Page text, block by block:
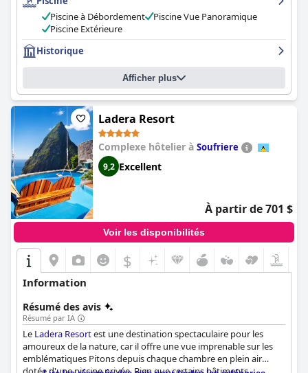
chambres sont superbes, confortables, spacieuses et
merveilleusement exposées aux éléments. Le personnel est
universellement formidable, chaleureux, amical et arrangeant.
Petit Piton et est un point fort de l'hôtel. Le
Hotel Chocolatest une expérience de luxe qui ne vous ruinera
pas, les clients louant le sentiment de luxe et à quel point cet
endroit est spécial. Dans l'ensemble, les clients s'accordent à dire
que le Rabot Hotel est un séjour de luxe qui en vaut la peine.
Piscine à Débordement
Piscine Vue Panoramique
Piscine Extérieure
Historique
Afficher plus
Ladera Resort
Complexe hôtelier à Soufriere
9,2 Excellent
À partir de 701 $
Voir les disponibilités
$
Information
Résumé des avis
Résumé par IA
Le Ladera Resortest une destination spectaculaire pour les
amoureux de la nature, car il offre une vue imprenable sur les
emblématiques Pitons depuis chaque chambre en plein air